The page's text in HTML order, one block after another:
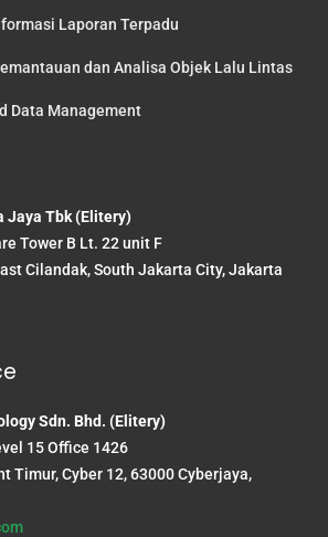
Laporan Terpadu
dan Analisa Objek Lalu Lintas
Data Management
Jaya Tbk (Elitery)
Tower B Lt. 22 unit F
Cilandak, South Jakarta City, Jakarta
Sdn. Bhd. (Elitery)
15 Office 1426
Timur, Cyber 12, 63000 Cyberjaya,